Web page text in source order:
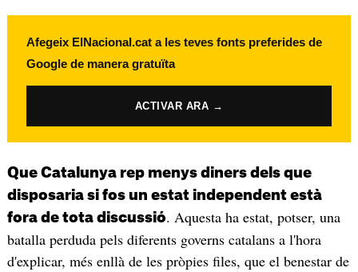
Afegeix ElNacional.cat a les teves fonts preferides de
Google de manera gratuïta
ACTIVAR ARA →
Que Catalunya rep menys diners dels que
disposaria si fos un estat independent està
fora de tota discussió. Aquesta ha estat, potser, una
batalla perduda pels diferents governs catalans a l'hora
d'explicar, més enllà de les pròpies files, que el benestar de